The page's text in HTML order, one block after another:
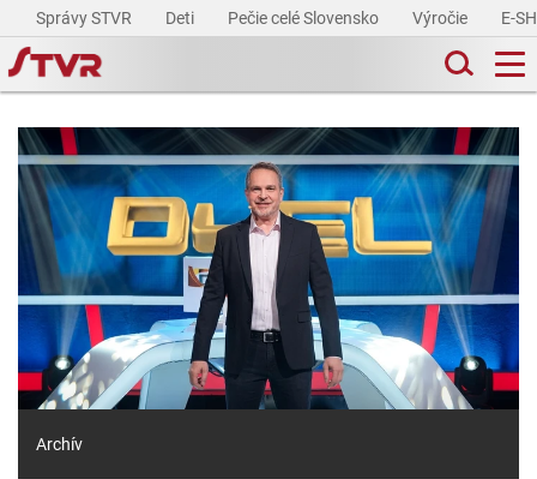
Správy STVR Deti Pečie celé Slovensko Výročie E-
Archív